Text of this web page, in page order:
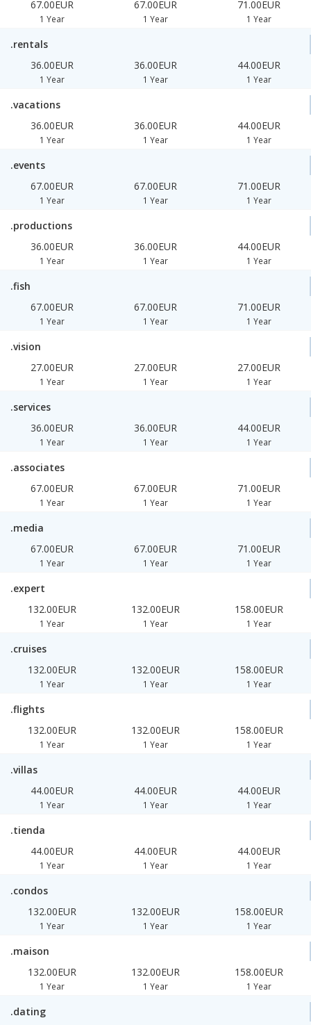
67.00EUR
1 Year
67.00EUR
1 Year
71.00EUR
1 Year
.rentals
36.00EUR
1 Year
36.00EUR
1 Year
44.00EUR
1 Year
.vacations
36.00EUR
1 Year
36.00EUR
1 Year
44.00EUR
1 Year
.events
67.00EUR
1 Year
67.00EUR
1 Year
71.00EUR
1 Year
.productions
36.00EUR
1 Year
36.00EUR
1 Year
44.00EUR
1 Year
.fish
67.00EUR
1 Year
67.00EUR
1 Year
71.00EUR
1 Year
.vision
27.00EUR
1 Year
27.00EUR
1 Year
27.00EUR
1 Year
.services
36.00EUR
1 Year
36.00EUR
1 Year
44.00EUR
1 Year
.associates
67.00EUR
1 Year
67.00EUR
1 Year
71.00EUR
1 Year
.media
67.00EUR
1 Year
67.00EUR
1 Year
71.00EUR
1 Year
.expert
132.00EUR
1 Year
132.00EUR
1 Year
158.00EUR
1 Year
.cruises
132.00EUR
1 Year
132.00EUR
1 Year
158.00EUR
1 Year
.flights
132.00EUR
1 Year
132.00EUR
1 Year
158.00EUR
1 Year
.villas
44.00EUR
1 Year
44.00EUR
1 Year
44.00EUR
1 Year
.tienda
44.00EUR
1 Year
44.00EUR
1 Year
44.00EUR
1 Year
.condos
132.00EUR
1 Year
132.00EUR
1 Year
158.00EUR
1 Year
.maison
132.00EUR
1 Year
132.00EUR
1 Year
158.00EUR
1 Year
.dating